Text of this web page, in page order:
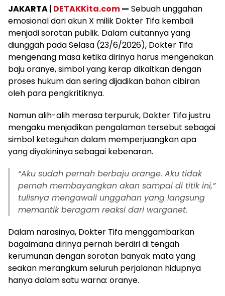
JAKARTA | DETAKKita.com— Sebuah unggahan
emosional dari akun X milik Dokter Tifa kembali
menjadi sorotan publik. Dalam cuitannya yang
diunggah pada Selasa (23/6/2026), Dokter Tifa
mengenang masa ketika dirinya harus mengenakan
baju oranye, simbol yang kerap dikaitkan dengan
proses hukum dan sering dijadikan bahan cibiran
oleh para pengkritiknya.
Namun alih-alih merasa terpuruk, Dokter Tifa justru
mengaku menjadikan pengalaman tersebut sebagai
simbol keteguhan dalam memperjuangkan apa
yang diyakininya sebagai kebenaran.
“Aku sudah pernah berbaju orange. Aku tidak
pernah membayangkan akan sampai di titik ini,”
tulisnya mengawali unggahan yang langsung
memantik beragam reaksi dari warganet.
Dalam narasinya, Dokter Tifa menggambarkan
bagaimana dirinya pernah berdiri di tengah
kerumunan dengan sorotan banyak mata yang
seakan merangkum seluruh perjalanan hidupnya
hanya dalam satu warna: oranye.